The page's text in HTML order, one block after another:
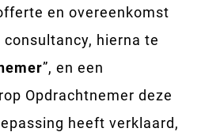
en overeenkomst
hierna te
”, en een
Opdrachtnemer deze
heeft verklaard,